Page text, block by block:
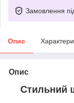
Замовлення
Опис
Опис
Стильний